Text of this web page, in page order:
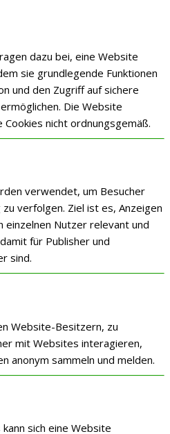
dazu bei, eine Website
sie grundlegende Funktionen
und den Zugriff auf sichere
Die Website
nicht ordnungsgemäß.
verwendet, um Besucher
verfolgen. Ziel ist es, Anzeigen
einzelnen Nutzer relevant und
für Publisher und
sind.
Website-Besitzern, zu
mit Websites interagieren,
anonym sammeln und melden.
sich eine Website